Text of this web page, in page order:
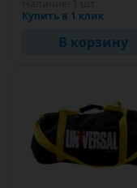
Купить в 1 клик
В корзину